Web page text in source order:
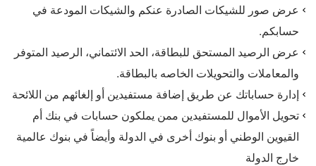
عرض صور للشيكات الصادرة عنكم والشيكات المودعة في
حسابكم.
عرض الرصيد المستحق للبطاقة، الحد الائتماني، الرصيد المتوفر
والمعاملات والتحويلات الخاصه بالبطاقة.
إدارة حساباتك عن طريق إضافة مستفيدين أو إلغائهم من اللائحة
تحويل الأموال للمستفيدين ممن يملكون حسابات في بنك أم
القيوين الوطني أو بنوك أخرى في الدولة وأيضاً في بنوك عالمية
خارج الدولة